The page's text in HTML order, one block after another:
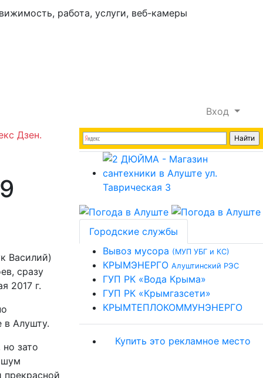
Вход
Дзен.
Василий)
сразу
2017 г.
в Алушту.
зато
шум
Городские службы
Вывоз мусора (МУП УБГ и КС)
КРЫМЭНЕРГО Алуштинский РЭС
ГУП РК «Вода Крыма»
ГУП РК «Крымгазсети»
КРЫМТЕПЛОКОММУНЭНЕРГО
Купить это рекламное место